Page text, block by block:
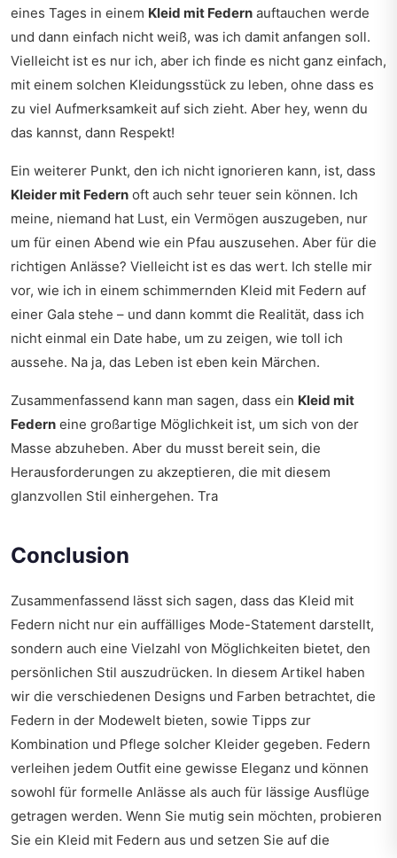
eines Tages in einem Kleid mit Federn auftauchen werde
und dann einfach nicht weiß, was ich damit anfangen soll.
Vielleicht ist es nur ich, aber ich finde es nicht ganz einfach,
mit einem solchen Kleidungsstück zu leben, ohne dass es
zu viel Aufmerksamkeit auf sich zieht. Aber hey, wenn du
das kannst, dann Respekt!
Ein weiterer Punkt, den ich nicht ignorieren kann, ist, dass
Kleider mit Federn oft auch sehr teuer sein können. Ich
meine, niemand hat Lust, ein Vermögen auszugeben, nur
um für einen Abend wie ein Pfau auszusehen. Aber für die
richtigen Anlässe? Vielleicht ist es das wert. Ich stelle mir
vor, wie ich in einem schimmernden Kleid mit Federn auf
einer Gala stehe – und dann kommt die Realität, dass ich
nicht einmal ein Date habe, um zu zeigen, wie toll ich
aussehe. Na ja, das Leben ist eben kein Märchen.
Zusammenfassend kann man sagen, dass ein Kleid mit
Federn eine großartige Möglichkeit ist, um sich von der
Masse abzuheben. Aber du musst bereit sein, die
Herausforderungen zu akzeptieren, die mit diesem
glanzvollen Stil einhergehen. Tra
Conclusion
Zusammenfassend lässt sich sagen, dass das Kleid mit
Federn nicht nur ein auffälliges Mode-Statement darstellt,
sondern auch eine Vielzahl von Möglichkeiten bietet, den
persönlichen Stil auszudrücken. In diesem Artikel haben
wir die verschiedenen Designs und Farben betrachtet, die
Federn in der Modewelt bieten, sowie Tipps zur
Kombination und Pflege solcher Kleider gegeben. Federn
verleihen jedem Outfit eine gewisse Eleganz und können
sowohl für formelle Anlässe als auch für lässige Ausflüge
getragen werden. Wenn Sie mutig sein möchten, probieren
Sie ein Kleid mit Federn aus und setzen Sie auf die